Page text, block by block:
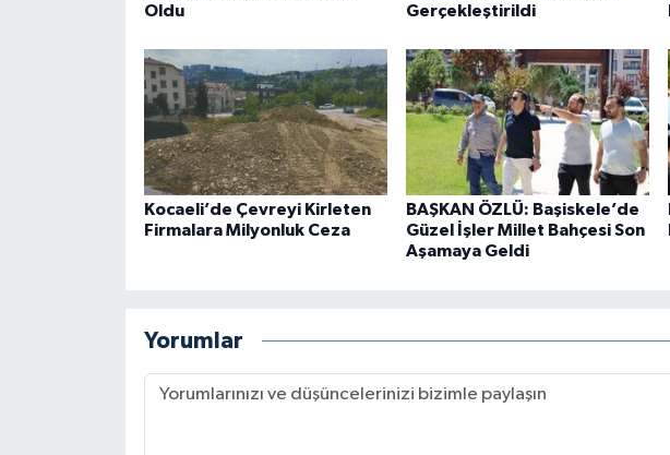
Oldu
Gerçekleştirildi
Kocaeli’de Çevreyi Kirleten
Firmalara Milyonluk Ceza
BAŞKAN ÖZLÜ: Başiskele’de
Güzel İşler Millet Bahçesi Son
Aşamaya Geldi
Yorumlar